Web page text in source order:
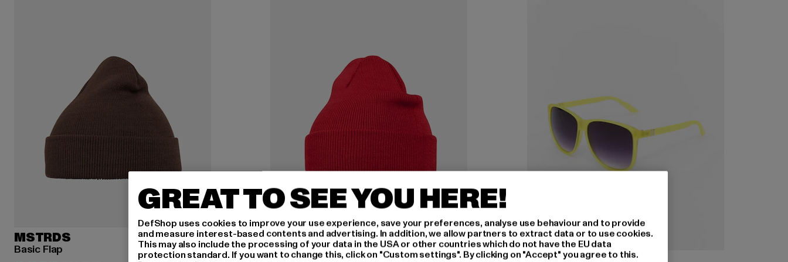
MSTRDS
Basic Flap
MSTRDS
Basic Flap
GREAT TO SEE YOU HERE!
DefShop uses cookies to improve your use experience, save your preferences, analyse use behaviour and to provide
and measure interest-based contents and advertising. In addition, we allow partners to extract data or to use cookies.
This may also include the processing of your data in the USA or other countries which do not have the EU data
protection standard. If you want to change this, click on "Custom settings". By clicking on "Accept" you agree to this.